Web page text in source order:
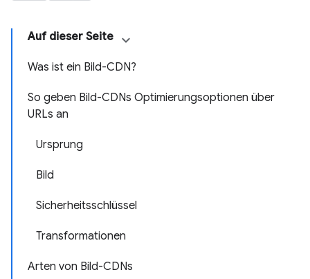
Auf dieser Seite
Was ist ein Bild-CDN?
So geben Bild-CDNs Optimierungsoptionen über
URLs an
Ursprung
Bild
Sicherheitsschlüssel
Transformationen
Arten von Bild-CDNs